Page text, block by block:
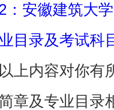
：安徽建筑大
目录及考试科
上内容对你有
章及专业目录